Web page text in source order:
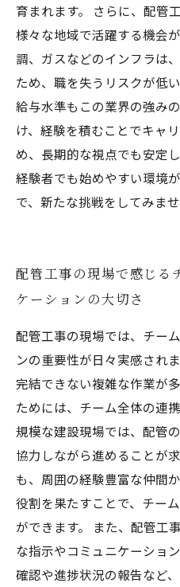
育まれます。 さらに、配管
様々な地域で活躍する機会
調、ガスなどのインフラは
ため、職を失うリスクが低
給与水準もこの業界の強み
け、経験を積むことでキャ
め、長期的な視点でも安定
経験者でも始めやすい環境
で、新たな挑戦をしてみま
配管工事の現場で感じる
ケーションの大切さ
配管工事の現場では、チー
ンの重要性が日々実感され
完結できない複雑な作業が
ためには、チーム全体の連
規模な建設現場では、配管
協力しながら進めることが
も、周囲の経験豊富な仲間
役割を果たすことで、チー
ができます。 また、配管工
な指示やコミュニケーショ
確認や進捗状況の報告など